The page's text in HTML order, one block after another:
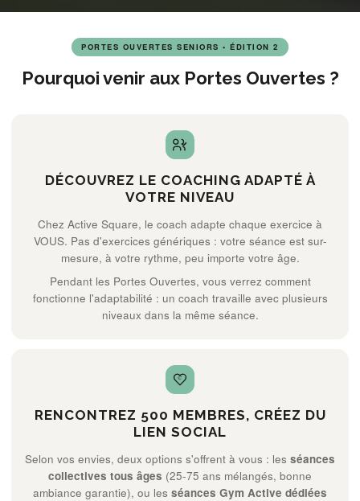
PORTES OUVERTES SENIORS • ÉDITION 2
Pourquoi venir aux Portes Ouvertes ?
DÉCOUVREZ LE COACHING ADAPTÉ À
VOTRE NIVEAU
Chez Active Square, le coach adapte chaque exercice à
VOUS. Pas d'exercices génériques : votre séance est sur-
mesure, à votre rythme, peu importe votre âge.
Pendant les Portes Ouvertes, vous verrez comment
fonctionne l'adaptabilité : un coach travaille avec plusieurs
niveaux dans la même séance.
RENCONTREZ 500 MEMBRES, CRÉEZ DU
LIEN SOCIAL
Selon vos envies, deux options s'offrent à vous : les séances
collectives tous âges (25-75 ans mélangés, bonne
ambiance garantie), ou les séances Gym Active dédiées